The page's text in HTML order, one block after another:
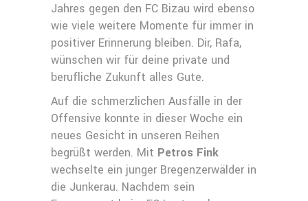
Jahres gegen den FC Bizau wird ebenso
wie viele weitere Momente für immer in
positiver Erinnerung bleiben. Dir, Rafa,
wünschen wir für deine private und
berufliche Zukunft alles Gute.
Auf die schmerzlichen Ausfälle in der
Offensive konnte in dieser Woche ein
neues Gesicht in unseren Reihen
begrüßt werden. Mit Petros Fink
wechselte ein junger Bregenzerwälder in
die Junkerau. Nachdem sein